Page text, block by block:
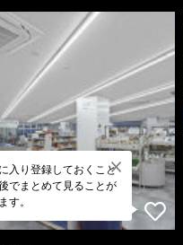
入り登録しておくこと
でまとめて見ることが
す。